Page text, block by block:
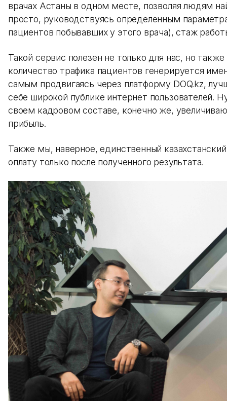
врачах Астаны в одном месте, позволяя людям
просто, руководствуясь определенным
пациентов побывавших у этого врача), стаж
Такой сервис полезен не только для нас, но
количество трафика пациентов генерируется
самым продвигаясь через платформу DOQ.kz,
себе широкой публике интернет пользователей.
своем кадровом составе, конечно же,
прибыль.
Также мы, наверное, единственный
оплату только после полученного результата.